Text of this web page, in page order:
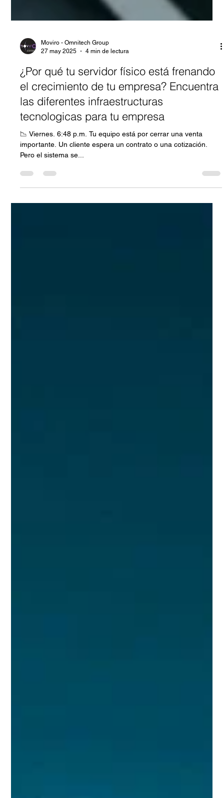
27 may 2025
4 min de lectura
¿Por qué tu servidor físico está frenando
el crecimiento de tu empresa? Encuentra
las diferentes infraestructuras
tecnologicas para tu empresa
📉 Viernes. 6:48 p.m. Tu equipo está por cerrar una venta
Pero el sistema se...